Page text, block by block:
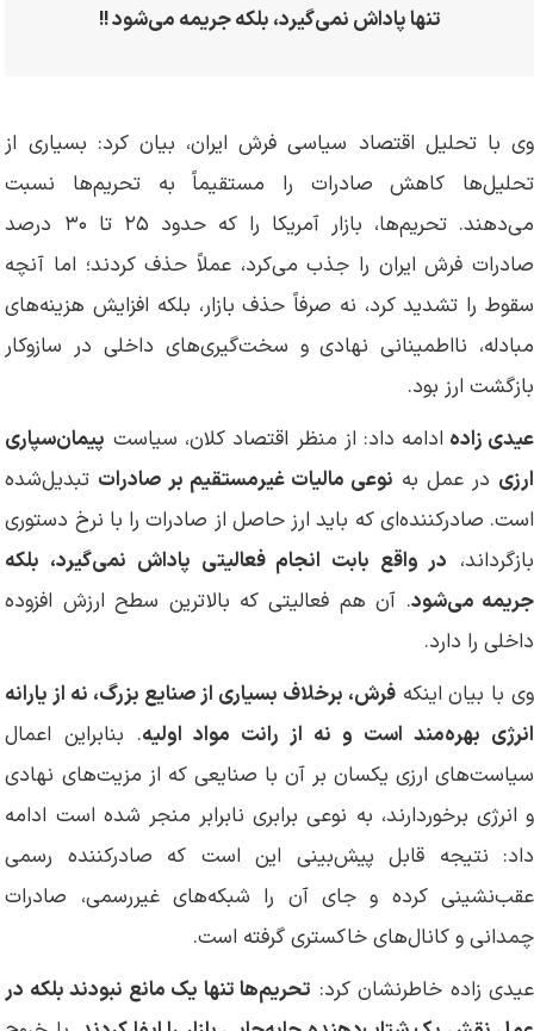
تنها پاداش نمی‌گیرد، بلکه جریمه می‌شود !!
وی با تحلیل اقتصاد سیاسی فرش ایران، بیان کرد: بسیاری از
تحلیل‌ها کاهش صادرات را مستقیماً به تحریم‌ها نسبت
می‌دهند. تحریم‌ها، بازار آمریکا را که حدود ۲۵ تا ۳۰ درصد
صادرات فرش ایران را جذب می‌کرد، عملاً حذف کردند؛ اما آنچه
سقوط را تشدید کرد، نه صرفاً حذف بازار، بلکه افزایش هزینه‌های
مبادله، نااطمینانی نهادی و سخت‌گیری‌های داخلی در سازوکار
بازگشت ارز بود.
عیدی زاده ادامه داد: از منظر اقتصاد کلان، سیاست پیمان‌سپاری
ارزی در عمل به نوعی مالیات غیرمستقیم بر صادرات تبدیل‌شده
است. صادرکننده‌ای که باید ارز حاصل از صادرات را با نرخ دستوری
بازگرداند، در واقع بابت انجام فعالیتی پاداش نمی‌گیرد، بلکه
جریمه می‌شود. آن هم فعالیتی که بالاترین سطح ارزش افزوده
داخلی را دارد.
وی با بیان اینکهفرش، برخلاف بسیاری از صنایع بزرگ، نه از یارانه
انرژی بهره‌مند است و نه از رانت مواد اولیه. بنابراین اعمال
سیاست‌های ارزی یکسان بر آن با صنایعی که از مزیت‌های نهادی
و انرژی برخوردارند، به نوعی برابری نابرابر منجر شده است ادامه
داد: نتیجه قابل پیش‌بینی این است که صادرکننده رسمی
عقب‌نشینی کرده و جای آن را شبکه‌های غیررسمی، صادرات
چمدانی و کانال‌های خاکستری گرفته‌ است.
عیدی زاده خاطرنشان کرد: تحریم‌ها تنها یک مانع نبودند بلکه در